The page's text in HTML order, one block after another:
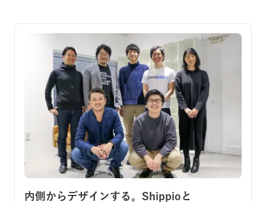
内側からデザインする。Shippioと